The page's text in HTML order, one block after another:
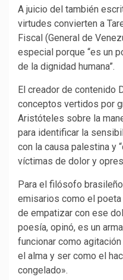
A juicio del también
virtudes convierten a
Fiscal (General de
especial porque “es un
de la dignidad humana”.
El creador de contenido
conceptos vertidos por
Aristóteles sobre la
para identificar la
con la causa palestina y
víctimas de dolor y
Para el filósofo
emisarios como el
de empatizar con ese
poesía, opinó, es un
funcionar como
el alma y ser como el
congelado».